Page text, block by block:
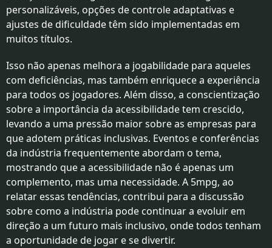
personalizáveis, opções de controle adaptativas e
ajustes de dificuldade têm sido implementadas em
muitos títulos.
Isso não apenas melhora a jogabilidade para aqueles
com deficiências, mas também enriquece a experiência
para todos os jogadores. Além disso, a conscientização
sobre a importância da acessibilidade tem crescido,
levando a uma pressão maior sobre as empresas para
que adotem práticas inclusivas. Eventos e conferências
da indústria frequentemente abordam o tema,
mostrando que a acessibilidade não é apenas um
complemento, mas uma necessidade. A 5mpg, ao
relatar essas tendências, contribui para a discussão
sobre como a indústria pode continuar a evoluir em
direção a um futuro mais inclusivo, onde todos tenham
a oportunidade de jogar e se divertir.